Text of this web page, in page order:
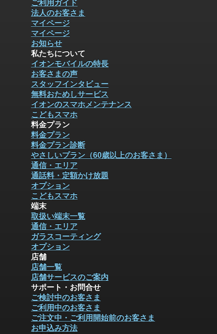
ご利用ガイド
法人のお客さま
マイページ
マイページ
お知らせ
私たちについて
イオンモバイルの特長
お客さまの声
スタッフインタビュー
無料おためしサービス
イオンのスマホメンテナンス
こどもスマホ
料金プラン
料金プラン
料金プラン診断
やさしいプラン（60歳以上のお客さま）
通信・エリア
通話料・定額かけ放題
オプション
こどもスマホ
端末
取扱い端末一覧
通信・エリア
ガラスコーティング
オプション
店舗
店舗一覧
店舗サービスのご案内
サポート・お問合せ
ご検討中のお客さま
ご利用中のお客さま
ご注文中・ご利用開始前のお客さま
お申込み方法